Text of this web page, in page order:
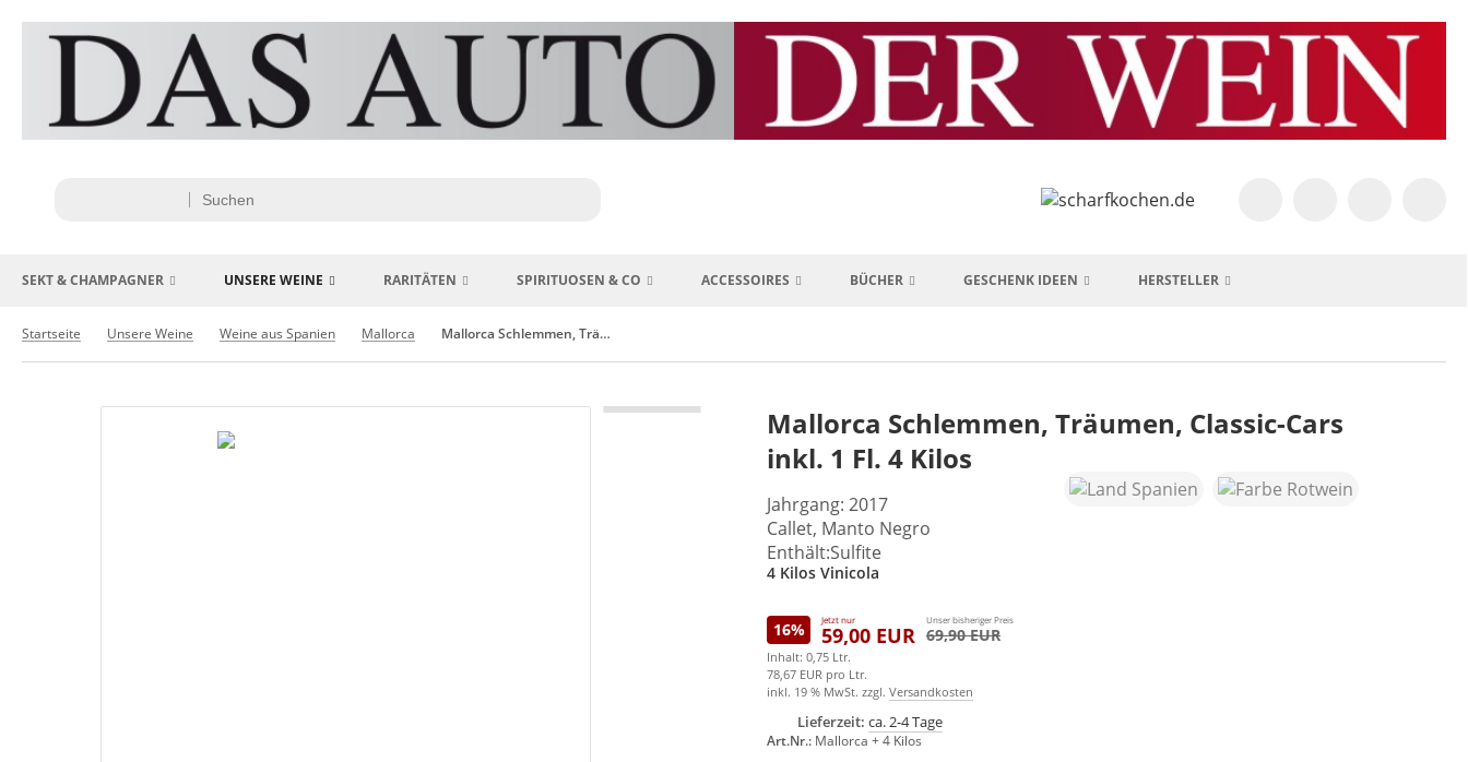
SEKT & CHAMPAGNER UNSERE WEINE RARITÄTEN SPIRITUOSEN & CO ACCESSOIRES BÜCHER GESCHENK IDEEN HERSTELLER
Startseite Unsere Weine Weine aus Spanien Mallorca Mallorca Schlemmen, Träumen, Classic-Cars inkl. 1 Fl. 4 Kilos
Mallorca Schlemmen, Träumen, Classic-Cars
inkl. 1 Fl. 4 Kilos
Jahrgang: 2017
Callet, Manto Negro
Enthält:Sulfite
4 Kilos Vinicola
Jetzt nur
59,00 EUR
Unser bisheriger Preis
69,90 EUR
16%
Inhalt: 0,75 Ltr.
78,67 EUR pro Ltr.
inkl. 19 % MwSt. zzgl. Versandkosten
Lieferzeit: ca. 2-4 Tage
Art.Nr.: Mallorca + 4 Kilos